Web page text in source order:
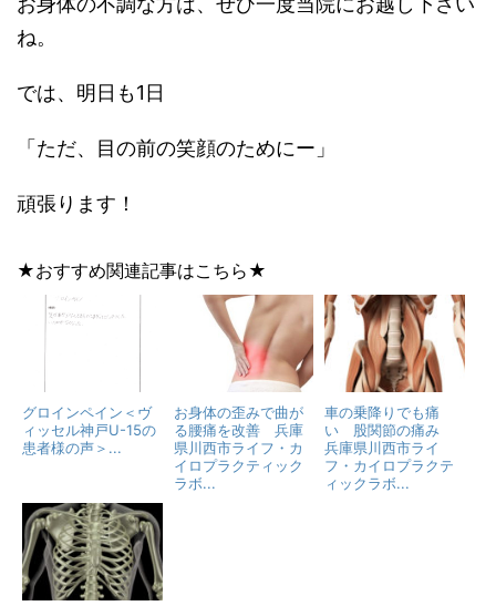
ね。
では、明日も1日
「ただ、目の前の笑顔のためにー」
頑張ります！
★おすすめ関連記事はこちら★
グロインペイン＜ヴ
ィッセル神戸U-15の
患者様の声＞...
お身体の歪みで曲が
る腰痛を改善 兵庫
県川西市ライフ・カ
イロプラクティック
ラボ...
車の乗降りでも痛
い 股関節の痛み
兵庫県川西市ライ
フ・カイロプラクテ
ィックラボ...